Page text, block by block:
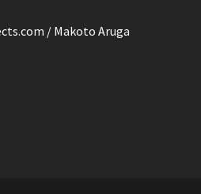
/ Makoto Aruga